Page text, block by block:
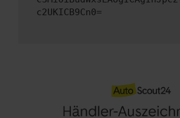
c2UKICB9Cn0=